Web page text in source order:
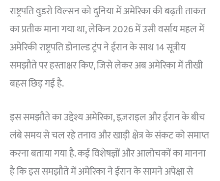
राष्ट्रपति वुडरो विल्सन को दुनिया में अमेरिका की बढ़ती ताकत
का प्रतीक माना गया था, लेकिन 2026 में उसी वर्साय महल में
अमेरिकी राष्ट्रपति डोनाल्ड ट्रंप ने ईरान के साथ 14 सूत्रीय
समझौते पर हस्ताक्षर किए, जिसे लेकर अब अमेरिका में तीखी
बहस छिड़ गई है.
इस समझौते का उद्देश्य अमेरिका, इज़राइल और ईरान के बीच
लंबे समय से चल रहे तनाव और खाड़ी क्षेत्र के संकट को समाप्त
करना बताया गया है. कई विशेषज्ञों और आलोचकों का मानना
है कि इस समझौते में अमेरिका ने ईरान के सामने अपेक्षा से